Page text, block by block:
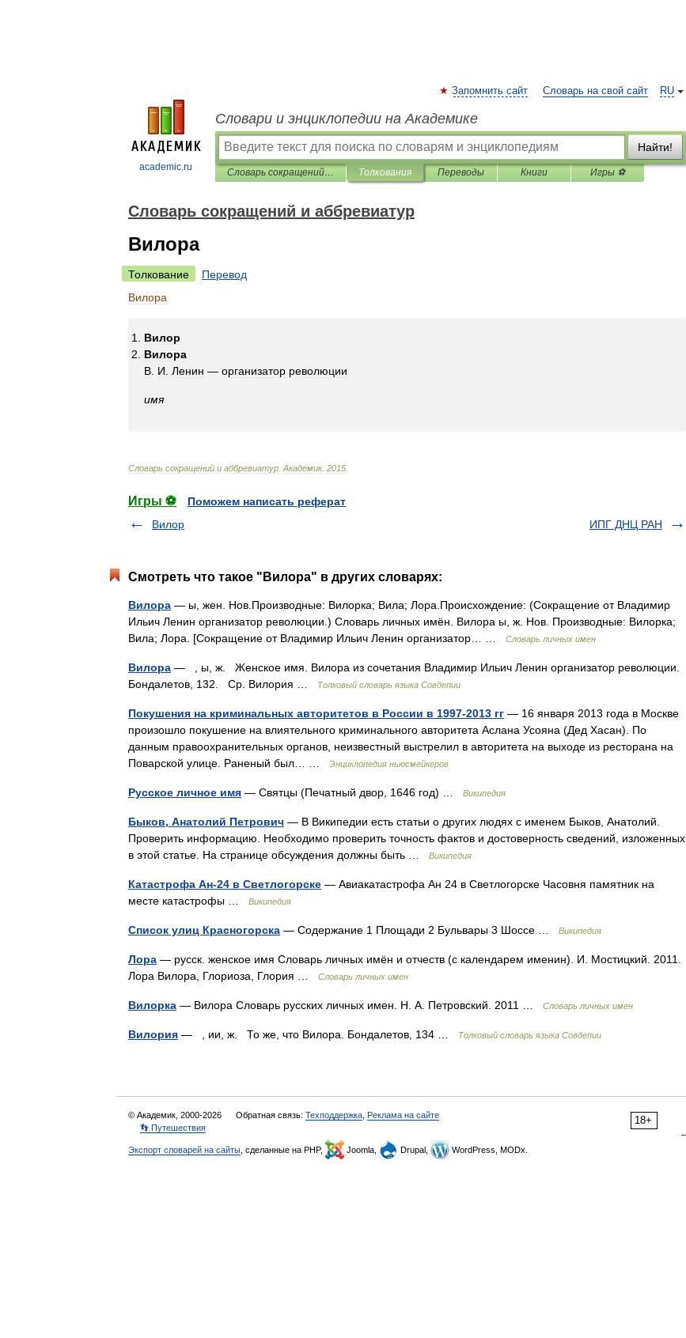
academic.ru
RU
Запомнить сайт Словарь на свой сайт
Словари и энциклопедии на Академике
Найти!
Словарь сокращений и аббревиатур Толкования Переводы Книги Игры ⚽
Словарь сокращений и аббревиатур
Вилора
Толкование
Перевод
Вилора
Вилор
Вилора
В И Ленин — организатор революции
имя
Словарь сокращений и аббревиатур Академик. 2015
Игры ⚽
Поможем написать реферат
Вилор
ИПГ ДНЦ РАН
Смотреть что такое "Вилора" в других словарях:
Вилора — ы, жен. Нов.Производные: Вилорка; Вила; Лора.Происхождение: (Сокращение от Владимир
Ильич Ленин организатор революции.) Словарь личных имён. Вилора ы, ж. Нов. Производные: Вилорка;
Вила; Лора. [Сокращение от Владимир Ильич Ленин организатор… …
Словарь личных имен
Вилора — , ы, ж. Женское имя. Вилора из сочетания Владимир Ильич Ленин организатор революции.
Бондалетов, 132. Ср. Вилория …
Толковый словарь языка Совдепии
Покушения на криминальных авторитетов в России в 1997-2013 гг — 16 января 2013 года в Москве
произошло покушение на влиятельного криминального авторитета Аслана Усояна (Дед Хасан). По
данным правоохранительных органов, неизвестный выстрелил в авторитета на выходе из ресторана на
Поварской улице. Раненый был… …
Энциклопедия ньюсмейкеров
Русское личное имя — Святцы (Печатный двор, 1646 год) … Википедия
Быков, Анатолий Петрович — В Википедии есть статьи о других людях с именем Быков, Анатолий.
Проверить информацию. Необходимо проверить точность фактов и достоверность сведений, изложенных
в этой статье. На странице обсуждения должны быть …
Википедия
Катастрофа Ан-24 в Светлогорске — Авиакатастрофа Ан 24 в Светлогорске Часовня памятник на
месте катастрофы …
Википедия
Список улиц Красногорска — Содержание 1 Площади 2 Бульвары 3 Шоссе … Википедия
Лора — русск. женское имя Словарь личных имён и отчеств (с календарем именин). И. Мостицкий. 2011.
Лора Вилора, Глориоза, Глория …
Словарь личных имен
Вилорка — Вилора Словарь русских личных имен. Н. А. Петровский. 2011 … Словарь личных имен
Вилория — , ии, ж. То же, что Вилора. Бондалетов, 134 … Толковый словарь языка Совдепии
18+
© Академик, 2000-2026 Обратная связь: Техподдержка Реклама на сайте
👣 Путешествия
Экспорт словарей на сайты , сделанные на PHP, Joomla, Drupal, WordPress, MODx.